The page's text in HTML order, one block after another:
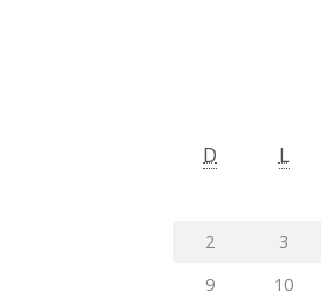
D L
2
3
9
10